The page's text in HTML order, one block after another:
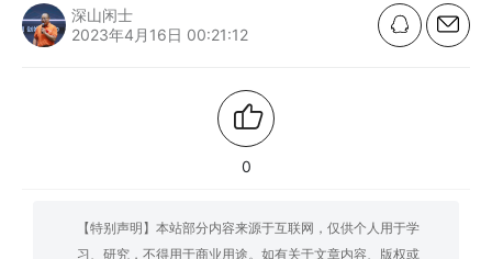
深山闲士
2023年4月16日 00:21:12
0
【特别声明】本站部分内容来源于互联网，仅供个人用于学
习、研究，不得用于商业用途。如有关于文章内容、版权或